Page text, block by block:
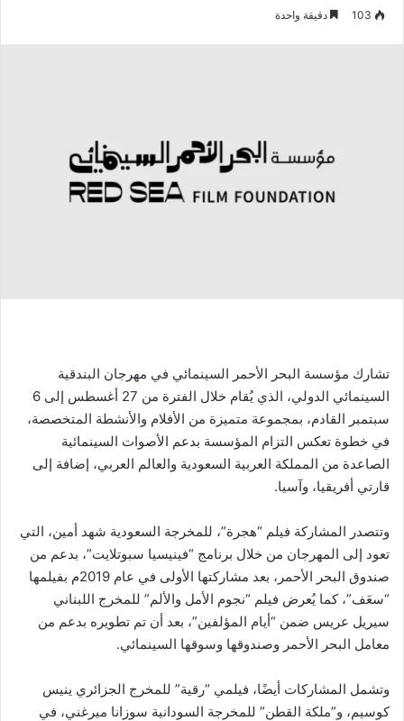
103 دقيقة واحدة
تشارك مؤسسة البحر الأحمر السينمائي في مهرجان البندقية
السينمائي الدولي، الذي يُقام خلال الفترة من 27 أغسطس إلى 6
سبتمبر القادم، بمجموعة متميزة من الأفلام والأنشطة المتخصصة،
في خطوة تعكس التزام المؤسسة بدعم الأصوات السينمائية
الصاعدة من المملكة العربية السعودية والعالم العربي، إضافة إلى
قارتي أفريقيا، وآسيا.
وتتصدر المشاركة فيلم “هجرة”، للمخرجة السعودية شهد أمين، التي
تعود إلى المهرجان من خلال برنامج “فينيسيا سبوتلايت”، بدعم من
صندوق البحر الأحمر، بعد مشاركتها الأولى في عام 2019م بفيلمها
“سعَف”، كما يُعرض فيلم “نجوم الأمل والألم” للمخرج اللبناني
سيريل عريس ضمن “أيام المؤلفين”، بعد أن تم تطويره بدعم من
معامل البحر الأحمر وصندوقها وسوقها السينمائي.
وتشمل المشاركات أيضًا، فيلمي “رقية” للمخرج الجزائري ينيس
كوسيم، و”ملكة القطن” للمخرجة السودانية سوزانا ميرغني، في